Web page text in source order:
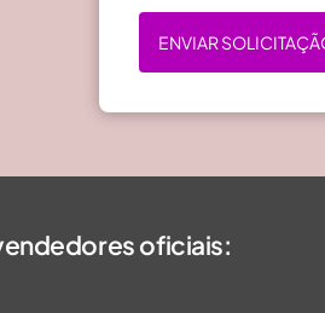
ENVIAR
oficiais: